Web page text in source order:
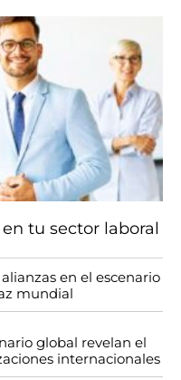
tu sector laboral
en el escenario
mundial
global revelan el
internacionales